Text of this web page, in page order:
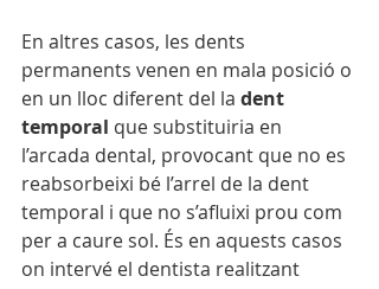
En altres casos, les dents
permanents venen en mala posició o
en un lloc diferent del la dent
temporal que substituiria en
l’arcada dental, provocant que no es
reabsorbeixi bé l’arrel de la dent
temporal i que no s’afluixi prou com
per a caure sol. És en aquests casos
on intervé el dentista realitzant